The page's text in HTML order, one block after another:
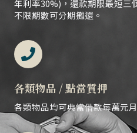
年利率30%)，還款期限最短三
不限期數可分期攤還。
各類物品 / 點當質押
各類物品均可典當借款每萬元